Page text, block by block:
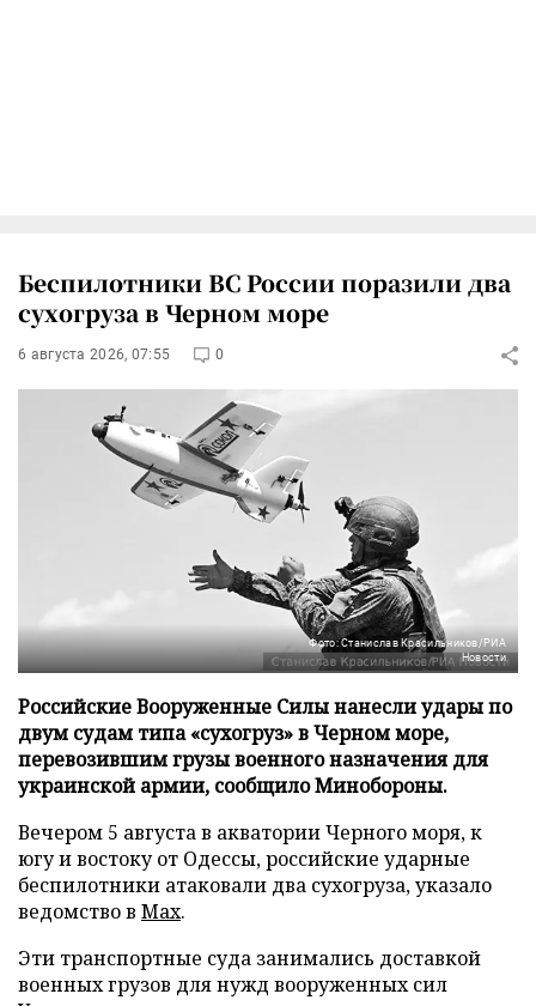
Беспилотники ВС России поразили два
сухогруза в Черном море
6 августа 2026, 07:55 0
Фото: Станислав Красильников/РИА
Новости
Российские Вооруженные Силы нанесли удары по
двум судам типа «сухогруз» в Черном море,
перевозившим грузы военного назначения для
украинской армии, сообщило Минобороны.
Вечером 5 августа в акватории Черного моря, к
югу и востоку от Одессы, российские ударные
беспилотники атаковали два сухогруза, указало
ведомство в Max.
Эти транспортные суда занимались доставкой
военных грузов для нужд вооруженных сил